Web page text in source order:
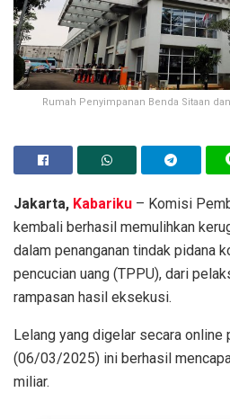
Rumah Penyimpanan Benda Sitaan
Jakarta, Kabariku – Komisi
kembali berhasil memulihkan
dalam penanganan tindak pidana
pencucian uang (TPPU), dari
rampasan hasil eksekusi.
Lelang yang digelar secara online
(06/03/2025) ini berhasil
miliar.